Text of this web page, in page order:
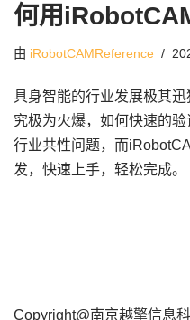
何用
由 iRobotCAMReference
具身智能的行业发展极其
究极为火爆，如何快速的
行业共性问题，而
发，快速上手，轻松完成。
Copyright@南京越擎信息